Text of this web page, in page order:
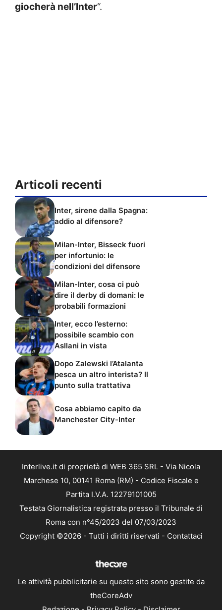
giocherà nell’Inter“.
Articoli recenti
Inter, sirene dalla Spagna:
addio al difensore?
Milan-Inter, Bisseck fuori
per infortunio: le
condizioni del difensore
Milan-Inter, cosa ci può
dire il derby di domani: le
probabili formazioni
Inter, ecco l’esterno:
possibile scambio con
Asllani in vista
Dopo Zalewski l’Atalanta
pesca un altro interista? Il
punto sulla trattativa
Cosa abbiamo capito da
Manchester City-Inter
Interlive.it di proprietà di WEB 365 SRL - Via Nicola
Marchese 10, 00141 Roma (RM) - Codice Fiscale e
Partita I.V.A. 12279101005
Testata Giornalistica registrata presso il Tribunale di
Roma con n°45/2023 del 07/03/2023
Copyright ©2026 - Tutti i diritti riservati - Contattaci
Le attività pubblicitarie su questo sito sono gestite da
theCoreAdv